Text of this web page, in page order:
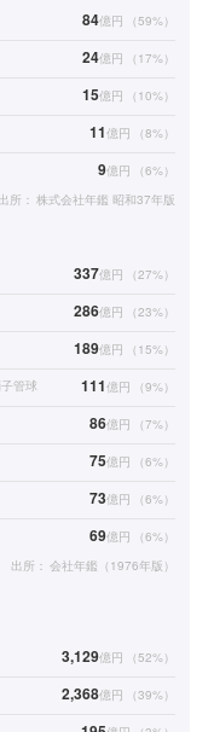
84億円 （59%）
24億円 （ 17%）
15億円 （ 10%）
11億円 （8%）
9億円 （6%）
所： 株式会社年鑑 昭和37年版
337億円 （27%）
286億円 （23%）
189億円 （ 15%）
管球 111億円 （9%）
86億円 （7%）
75億円 （6%）
73億円 （6%）
69億円 （6%）
出所： 会社年鑑（1976年版）
3,129億円 （52%）
2,368億円 （39%）